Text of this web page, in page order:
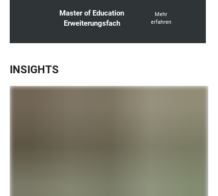
Master of Education
Erweiterungsfach
Mehr
erfahren
INSIGHTS